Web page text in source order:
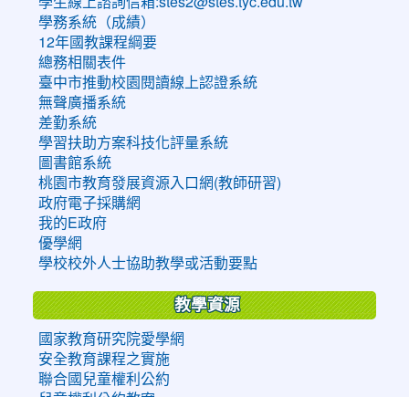
學務系統（成績）
12年國教課程綱要
總務相關表件
臺中市推動校園閱讀線上認證系統
無聲廣播系統
差勤系統
學習扶助方案科技化評量系統
圖書館系統
桃園市教育發展資源入口網(教師研習)
政府電子採購網
我的E政府
優學網
學校校外人士協助教學或活動要點
教學資源
國家教育研究院愛學網
安全教育課程之實施
聯合國兒童權利公約